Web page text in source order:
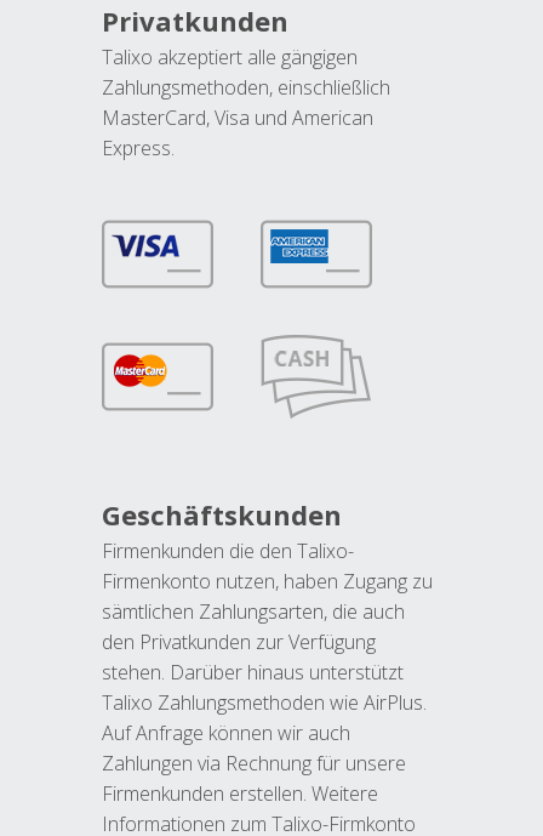
Privatkunden
Talixo akzeptiert alle gängigen
Zahlungsmethoden, einschließlich
MasterCard, Visa und American
Express.
Geschäftskunden
Firmenkunden die den Talixo-
Firmenkonto nutzen, haben Zugang zu
sämtlichen Zahlungsarten, die auch
den Privatkunden zur Verfügung
stehen. Darüber hinaus unterstützt
Talixo Zahlungsmethoden wie AirPlus.
Auf Anfrage können wir auch
Zahlungen via Rechnung für unsere
Firmenkunden erstellen. Weitere
Informationen zum Talixo-Firmkonto